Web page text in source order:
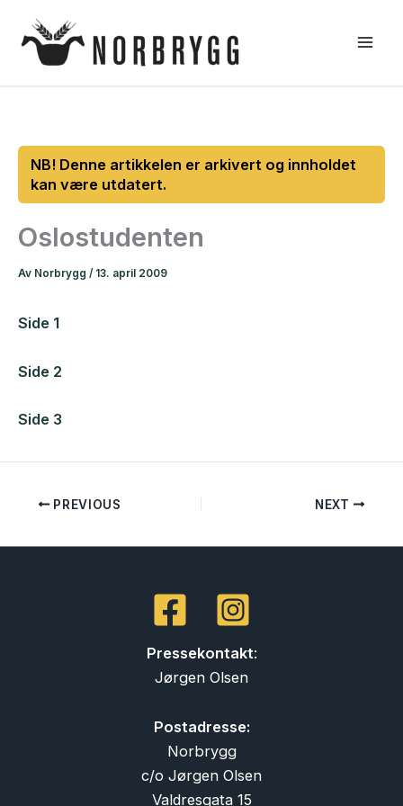
rett
Oslostudenten
Av Norbrygg / 13. april 2009
Side 1
Side 2
Side 3
PREVIOUS NEXT
Pressekontakt:
Jørgen Olsen
Postadresse:
Norbrygg
c/o Jørgen Olsen
Valdresgata 15